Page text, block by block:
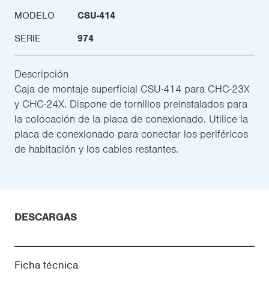
MODELO
CSU-414
SERIE
974
Descripción
Caja de montaje superficial CSU-414 para CHC-23X
y CHC-24X. Dispone de tornillos preinstalados para
la colocación de la placa de conexionado. Utilice la
placa de conexionado para conectar los periféricos
de habitación y los cables restantes.
DESCARGAS
Ficha técnica